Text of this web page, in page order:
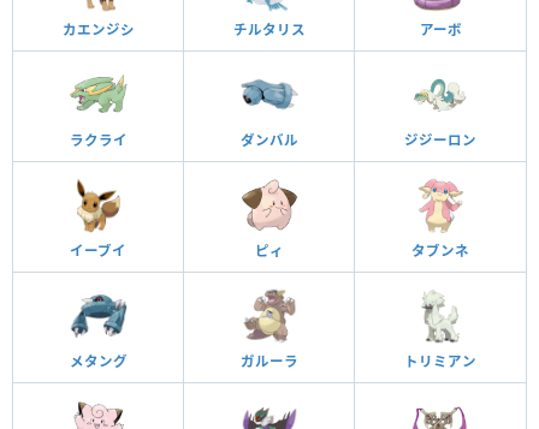
カエンジシ チルタリス アーボ
ラクライ ダンバル ジジーロン
イーブイ ピィ タブンネ
メタング ガルーラ トリミアン